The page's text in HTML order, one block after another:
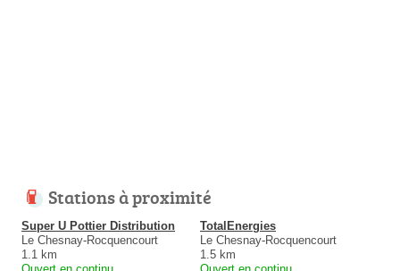
Stations à proximité
Super U Pottier Distribution
Le Chesnay-Rocquencourt
1.1 km
TotalEnergies
Le Chesnay-Rocquencourt
1.5 km